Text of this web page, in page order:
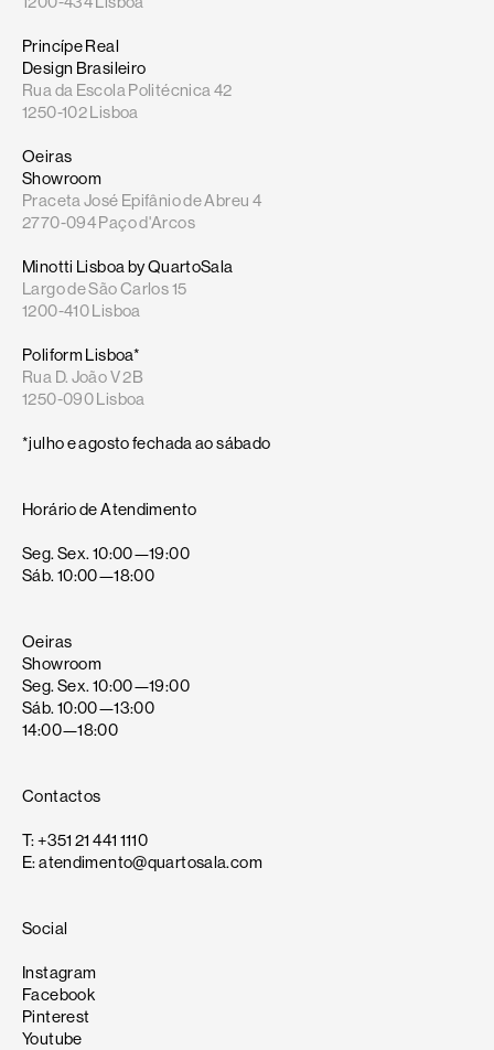
Princípe Real
Design Brasileiro
Rua da Escola Politécnica 42
1250-102 Lisboa
Oeiras
Showroom
Praceta José Epifânio de Abreu 4
2770-094 Paço d'Arcos
Minotti Lisboa by QuartoSala
Largo de São Carlos 15
1200-410 Lisboa
Poliform Lisboa*
Rua D. João V 2B
1250-090 Lisboa
*julho e agosto fechada ao sábado
Horário de Atendimento
Seg. Sex. 10:00—19:00
Sáb. 10:00—18:00
Oeiras
Showroom
Seg. Sex. 10:00—19:00
Sáb. 10:00—13:00
14:00—18:00
Contactos
T: +351 21 441 1110
E: atendimento@quartosala.com
Social
Instagram
Facebook
Pinterest
Youtube